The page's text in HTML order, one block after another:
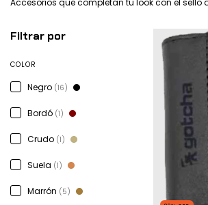
Accesorios que completan tu look con el
Filtrar por
COLOR
Negro (16)
Bordó (1)
Crudo (1)
Suela (1)
Marrón (5)